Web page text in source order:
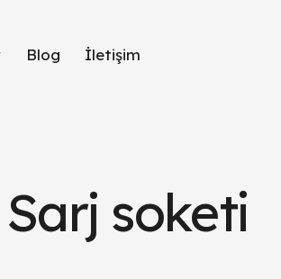
Blog İletişim
soketi